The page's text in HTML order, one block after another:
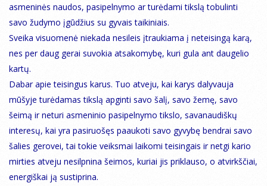
asmeninės naudos, pasipelnymo ar turėdami tikslą tobulinti
savo žudymo įgūdžius su gyvais taikiniais.
Sveika visuomenė niekada nesileis įtraukiama į neteisingą karą,
nes per daug gerai suvokia atsakomybę, kuri gula ant daugelio
kartų.
Dabar apie teisingus karus. Tuo atveju, kai karys dalyvauja
mūšyje turėdamas tikslą apginti savo šalį, savo žemę, savo
šeimą ir neturi asmeninio pasipelnymo tikslo, savanaudiškų
interesų, kai yra pasiruošęs paaukoti savo gyvybę bendrai savo
šalies gerovei, tai tokie veiksmai laikomi teisingais ir netgi kario
mirties atveju nesilpnina šeimos, kuriai jis priklauso, o atvirkščiai,
energiškai ją sustiprina.